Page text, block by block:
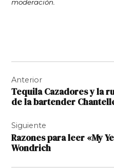
moderación.
de
entradas
Anterior
Tequila Cazadores y la
de la bartender
Siguiente
Razones para leer «My
Wondrich